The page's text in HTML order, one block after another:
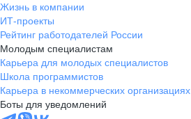
Жизнь в компании
ИТ-проекты
Рейтинг работодателей России
Молодым специалистам
Карьера для молодых специалистов
Школа программистов
Карьера в некоммерческих организациях
Боты для уведомлений